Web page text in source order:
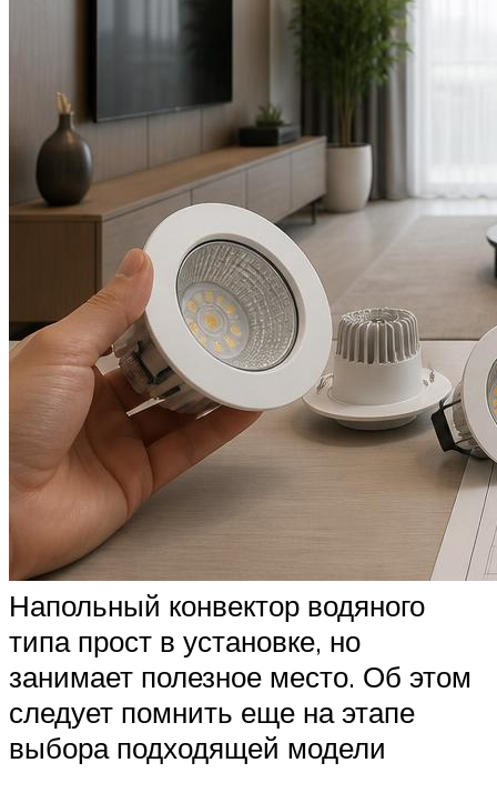
Напольный конвектор водяного
типа прост в установке, но
занимает полезное место. Об этом
следует помнить еще на этапе
выбора подходящей модели